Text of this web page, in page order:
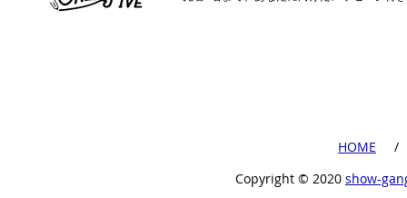
​HOME
​ /
Copyright ©︎ 2020 show-